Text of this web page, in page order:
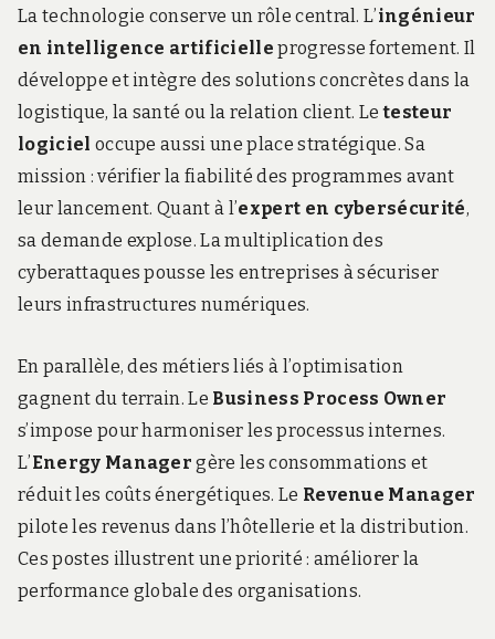
La technologie conserve un rôle central. L’ingénieur
en intelligence artificielle progresse fortement. Il
développe et intègre des solutions concrètes dans la
logistique, la santé ou la relation client. Letesteur
logiciel occupe aussi une place stratégique. Sa
mission : vérifier la fiabilité des programmes avant
leur lancement. Quant à l’expert en cybersécurité,
sa demande explose. La multiplication des
cyberattaques pousse les entreprises à sécuriser
leurs infrastructures numériques.
En parallèle, des métiers liés à l’optimisation
gagnent du terrain. Le Business Process Owner
s’impose pour harmoniser les processus internes.
L’Energy Manager gère les consommations et
réduit les coûts énergétiques. Le Revenue Manager
pilote les revenus dans l’hôtellerie et la distribution.
Ces postes illustrent une priorité : améliorer la
performance globale des organisations.